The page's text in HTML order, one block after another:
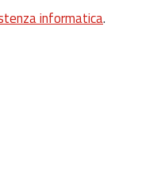
informatica.